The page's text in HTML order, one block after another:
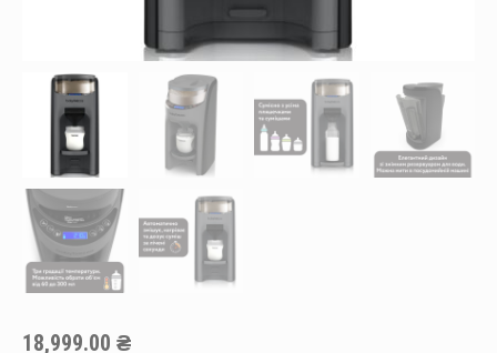
18,999.00 ₴